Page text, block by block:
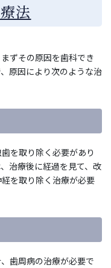
法
ずその原因を歯科でき
原因により次のような治
を取り除く必要があり
治療後に経過を見て、改
を取り除く治療が必要
歯周病の治療が必要で